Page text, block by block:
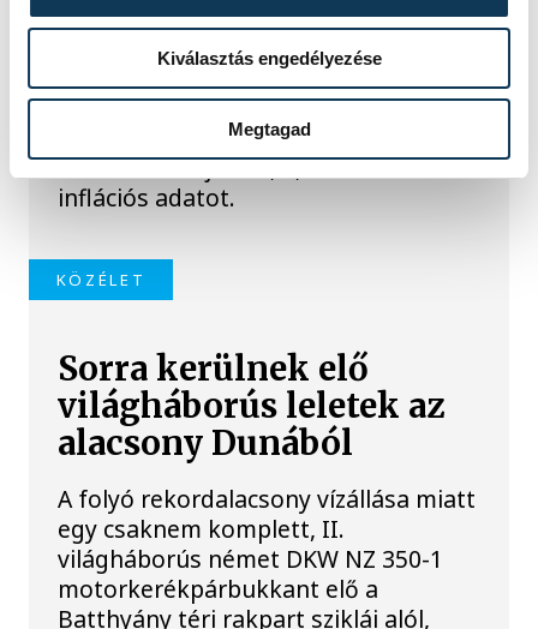
Kiválasztás engedélyezése
Megtagad
Meglepték az elemzőket
a júliusi inflációs adatok
Hatalmas meglepetésként értékelték
az elemzők a júliusi, 1,2 százalékos
inflációs adatot.
KÖZÉLET
Sorra kerülnek elő
világháborús leletek az
alacsony Dunából
A folyó rekordalacsony vízállása miatt
egy csaknem komplett, II.
világháborús német DKW NZ 350-1
motorkerékpárbukkant elő a
Batthyány téri rakpart sziklái alól,